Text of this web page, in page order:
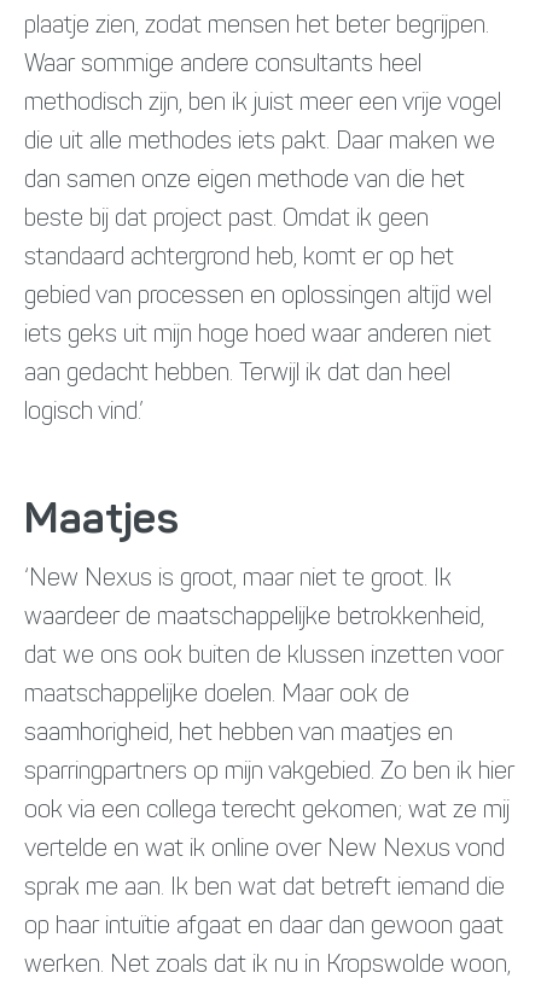
plaatje zien, zodat mensen het beter begrijpen.
Waar sommige andere consultants heel
methodisch zijn, ben ik juist meer een vrije vogel
die uit alle methodes iets pakt. Daar maken we
dan samen onze eigen methode van die het
beste bij dat project past. Omdat ik geen
standaard achtergrond heb, komt er op het
gebied van processen en oplossingen altijd wel
iets geks uit mijn hoge hoed waar anderen niet
aan gedacht hebben. Terwijl ik dat dan heel
logisch vind.’
Maatjes
‘New Nexus is groot, maar niet te groot. Ik
waardeer de maatschappelijke betrokkenheid,
dat we ons ook buiten de klussen inzetten voor
maatschappelijke doelen. Maar ook de
saamhorigheid, het hebben van maatjes en
sparringpartners op mijn vakgebied. Zo ben ik hier
ook via een collega terecht gekomen; wat ze mij
vertelde en wat ik online over New Nexus vond
sprak me aan. Ik ben wat dat betreft iemand die
op haar intuïtie afgaat en daar dan gewoon gaat
werken. Net zoals dat ik nu in Kropswolde woon,